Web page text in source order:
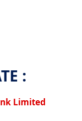
:
Limited